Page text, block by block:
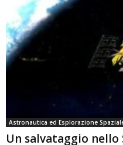
Astronautica ed Esplorazione
Un salvataggio nello